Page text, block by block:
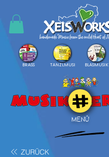
BRASS TANZLMUSI BLASMUSIK
MENÜ
ZURÜCK